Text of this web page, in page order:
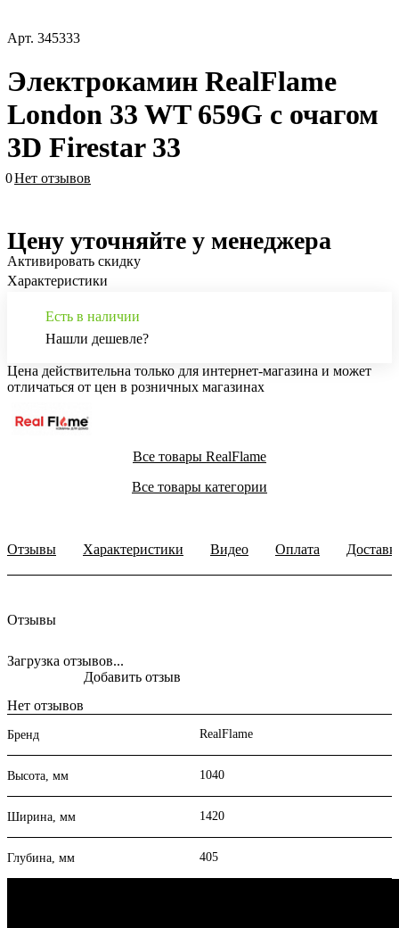
Арт. 345333
Электрокамин RealFlame
London 33 WT 659G с очагом
3D Firestar 33
0Нет отзывов
Цену уточняйте у менеджера
Активировать скидку
Характеристики
Есть в наличии
Нашли дешевле?
Цена действительна только для интернет-магазина и может
отличаться от цен в розничных магазинах
Все товары RealFlame
Все товары категории
Отзывы Характеристики Видео Оплата
Отзывы
Загрузка отзывов...
Нет отзывов
Добавить отзыв
Бренд RealFlame
Высота, мм 1040
Ширина, мм 1420
Глубина, мм 405